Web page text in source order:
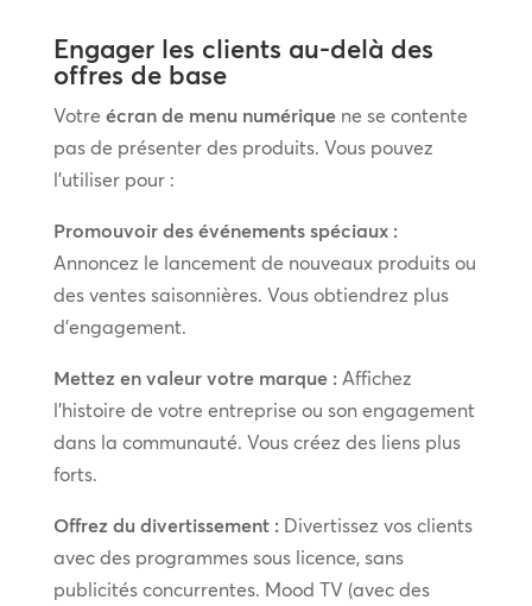
Engager les clients au-delà des
offres de base
Votre écran de menu numériquene se contente
pas de présenter des produits. Vous pouvez
l’utiliser pour :
Promouvoir des événements spéciaux :
Annoncez le lancement de nouveaux produits ou
des ventes saisonnières. Vous obtiendrez plus
d’engagement.
Mettez en valeur votre marque :Affichez
l’histoire de votre entreprise ou son engagement
dans la communauté. Vous créez des liens plus
forts.
Offrez du divertissement :Divertissez vos clients
avec des programmes sous licence, sans
publicités concurrentes. Mood TV (avec des